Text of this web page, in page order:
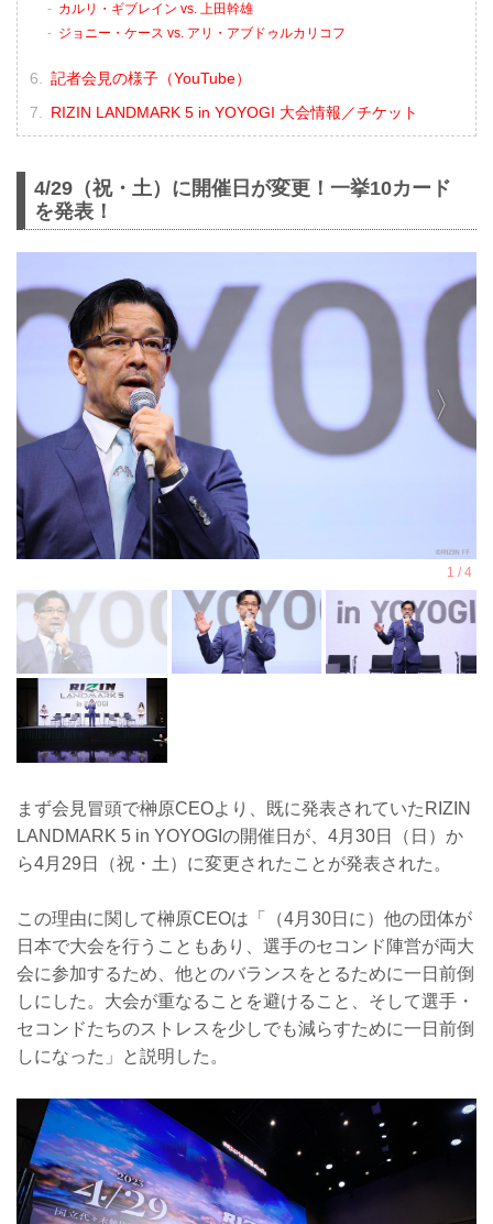
カルリ・ギブレイン vs. 上田幹雄
ジョニー・ケース vs. アリ・アブドゥルカリコフ
記者会見の様子（YouTube）
RIZIN LANDMARK 5 in YOYOGI 大会情報／チケット
4/29（祝・土）に開催日が変更！一挙10カード
を発表！
まず会見冒頭で榊原CEOより、既に発表されていたRIZIN
LANDMARK 5 in YOYOGIの開催日が、4月30日（日）か
ら4月29日（祝・土）に変更されたことが発表された。
この理由に関して榊原CEOは「（4月30日に）他の団体が
日本で大会を行うこともあり、選手のセコンド陣営が両大
会に参加するため、他とのバランスをとるために一日前倒
しにした。大会が重なることを避けること、そして選手・
セコンドたちのストレスを少しでも減らすために一日前倒
しになった」と説明した。